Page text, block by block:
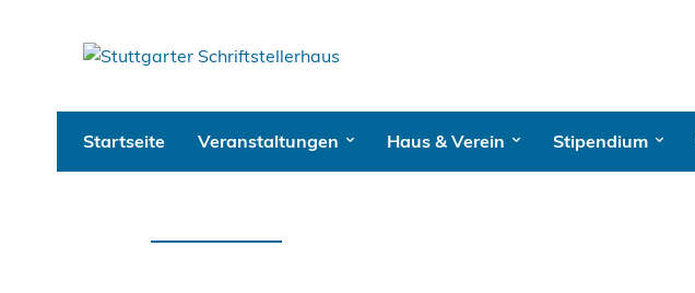
Startseite Veranstaltungen Haus & Verein Stipendium